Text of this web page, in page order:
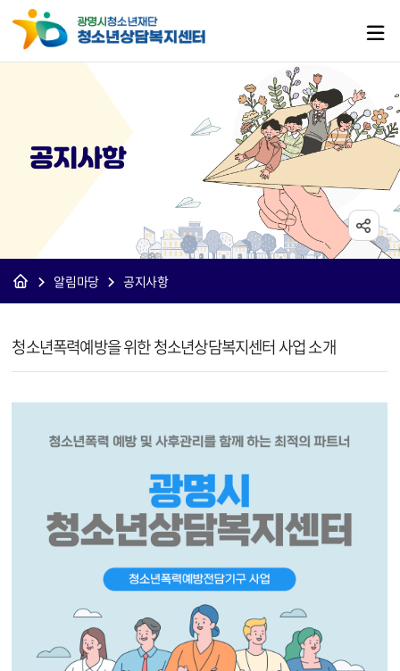
공지사항
알림마당 공지사항
청소년폭력예방을 위한 청소년상담복지센터 사업 소개